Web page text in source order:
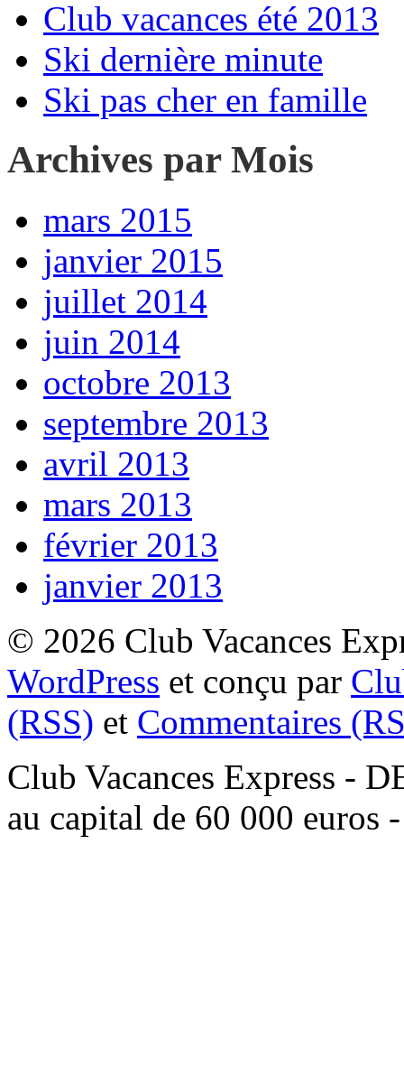
Club vacances été 2013
Ski dernière minute
Ski pas cher en famille
Archives par Mois
mars 2015
janvier 2015
juillet 2014
juin 2014
octobre 2013
septembre 2013
avril 2013
mars 2013
février 2013
janvier 2013
© 2026 Club Vacances
WordPress et conçu par
(RSS) et Commentaires
Club Vacances Express -
au capital de 60 000 euros